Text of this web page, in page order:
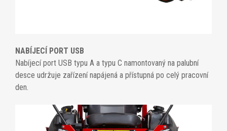
NABÍJECÍ PORT USB
Nabíjecí port USB typu A a typu C namontovaný na palubní
desce udržuje zařízení napájená a přístupná po celý pracovní
den.